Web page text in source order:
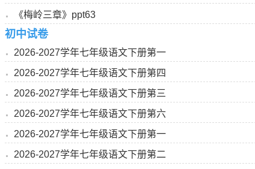
《梅岭三章》ppt63
初中试卷
2026-2027学年七年级语文下册第一
2026-2027学年七年级语文下册第四
2026-2027学年七年级语文下册第三
2026-2027学年七年级语文下册第六
2026-2027学年七年级语文下册第一
2026-2027学年七年级语文下册第二